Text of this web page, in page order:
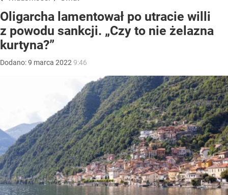
Oligarcha lamentował po utracie willi
z powodu sankcji. „Czy to nie żelazna
kurtyna?”
Dodano:9 marca 2022 9:46